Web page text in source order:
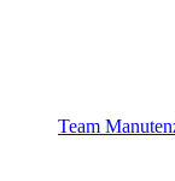
Team